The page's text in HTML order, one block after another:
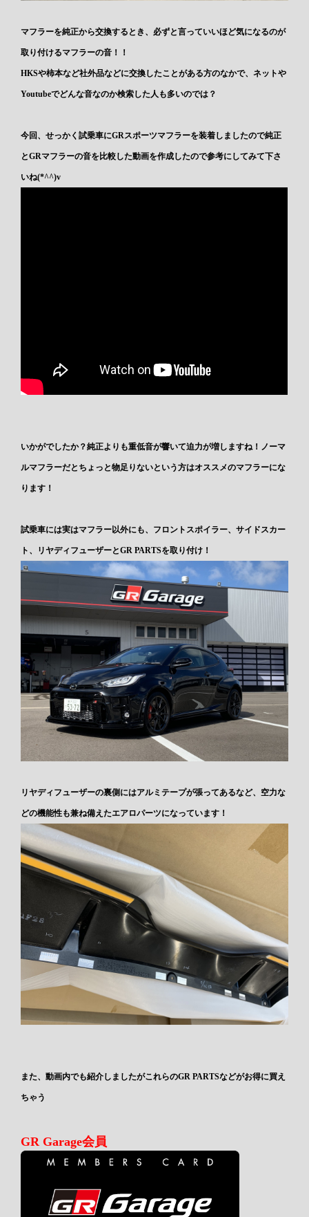
マフラーを純正から交換するとき、必ずと言っていいほど気になるのが
取り付けるマフラーの音！！
HKSや柿本など社外品などに交換したことがある方のなかで、ネットや
Youtubeでどんな音なのか検索した人も多いのでは？
今回、せっかく試乗車にGRスポーツマフラーを装着しましたので純正
とGRマフラーの音を比較した動画を作成したので参考にしてみて下さ
いね(*^^)v
いかがでしたか？純正よりも重低音が響いて迫力が増しますね！ノーマ
ルマフラーだとちょっと物足りないという方はオススメのマフラーにな
ります！
試乗車には実はマフラー以外にも、フロントスポイラー、サイドスカー
ト、リヤディフューザーとGR PARTSを取り付け！
リヤディフューザーの裏側にはアルミテープが張ってあるなど、空力な
どの機能性も兼ね備えたエアロパーツになっています！
また、動画内でも紹介しましたがこれらのGR PARTSなどがお得に買え
ちゃう
GR Garage会員